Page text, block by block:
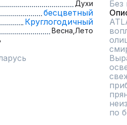
Духи
бесцветный
Круглогодичный
Весна, Лето
Без
по